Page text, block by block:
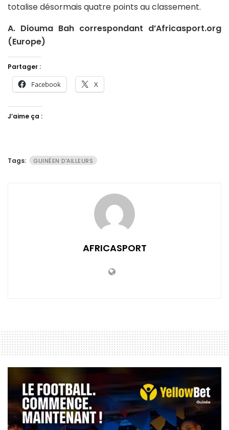
totalise désormais quatre points au classement.
A. Diouma Bah correspondant d’Africasport.org
(Europe)
Partager :
Facebook X
J’aime ça :
Tags: GUINÉEN D'AILLEURS
AFRICASPORT